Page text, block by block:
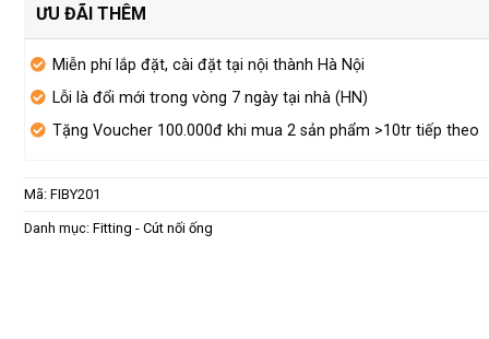
ƯU ĐÃI THÊM
Miễn phí lắp đặt, cài đặt tại nội thành Hà Nội
Lỗi là đổi mới trong vòng 7 ngày tại nhà (HN)
Tặng Voucher 100.000đ khi mua 2 sản phẩm >10tr tiếp theo
Mã: FIBY201
Danh mục: Fitting - Cút nối ống